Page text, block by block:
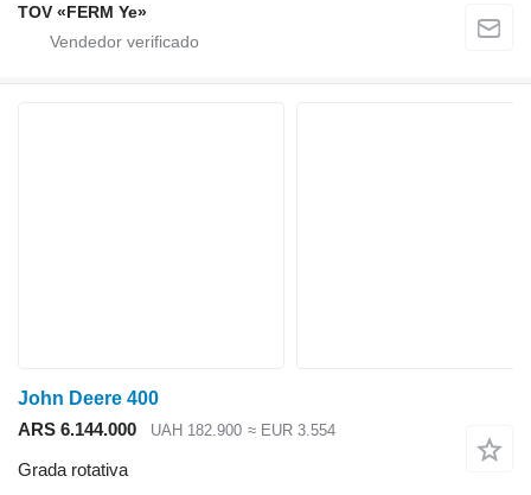
TOV «FERM Ye»
John Deere 400
ARS 6.144.000
UAH 182.900 ≈ EUR 3.554
Grada rotativa